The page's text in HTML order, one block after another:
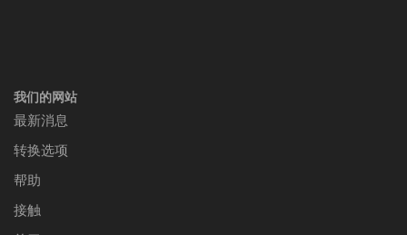
我们的网站
最新消息
转换选项
帮助
接触